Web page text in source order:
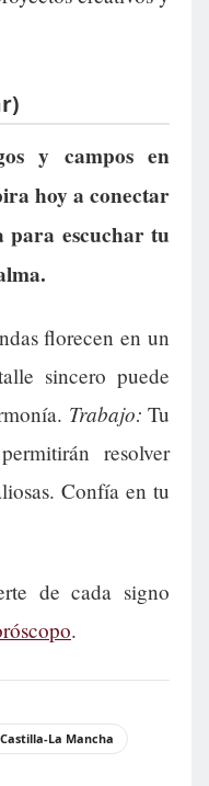
y campos en
hoy a conectar
para escuchar tu
florecen en un
sincero puede
Trabajo: Tu
resolver
Confía en tu
de cada signo
.
Castilla-La Mancha